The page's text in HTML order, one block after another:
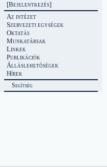
[Bejelentkezés]
Az intézet
Szervezeti egységek
Oktatás
Munkatársak
Linkek
Publikációk
Álláslehetõségek
Hírek
Segítség